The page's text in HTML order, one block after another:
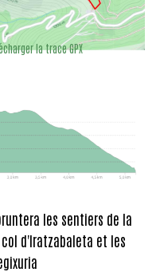
les sentiers de la
d'Iratzabaleta et les
la trace GPX